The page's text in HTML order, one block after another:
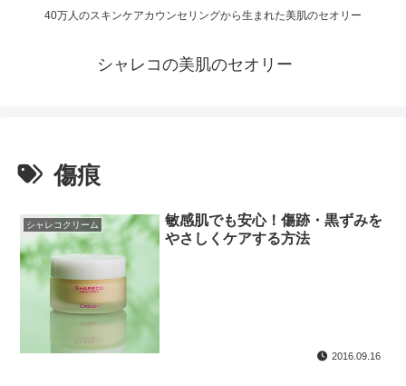
40万人のスキンケアカウンセリングから生まれた美肌のセオリー
シャレコの美肌のセオリー
傷痕
シャレコクリーム
敏感肌でも安心！傷跡・黒ずみを
やさしくケアする方法
2016.09.16